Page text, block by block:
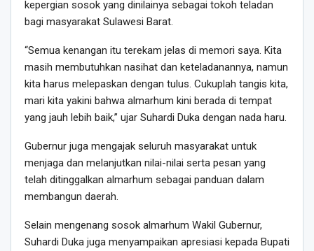
kepergian sosok yang dinilainya sebagai tokoh teladan
bagi masyarakat Sulawesi Barat.
“Semua kenangan itu terekam jelas di memori saya. Kita
masih membutuhkan nasihat dan keteladanannya, namun
kita harus melepaskan dengan tulus. Cukuplah tangis kita,
mari kita yakini bahwa almarhum kini berada di tempat
yang jauh lebih baik,” ujar Suhardi Duka dengan nada haru.
Gubernur juga mengajak seluruh masyarakat untuk
menjaga dan melanjutkan nilai-nilai serta pesan yang
telah ditinggalkan almarhum sebagai panduan dalam
membangun daerah.
Selain mengenang sosok almarhum Wakil Gubernur,
Suhardi Duka juga menyampaikan apresiasi kepada Bupati